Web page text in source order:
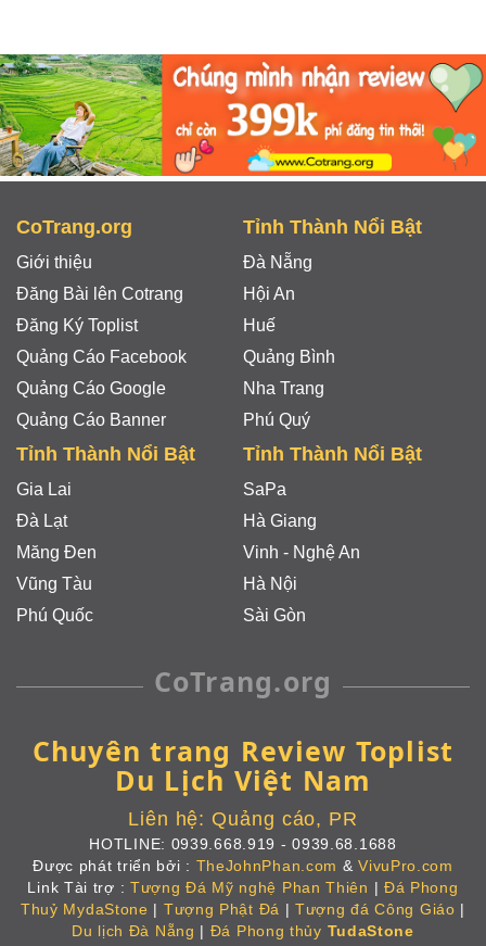
CoTrang.org
Giới thiệu
Đăng Bài lên Cotrang
Đăng Ký Toplist
Quảng Cáo Facebook
Quảng Cáo Google
Quảng Cáo Banner
Tỉnh Thành Nổi Bật
Đà Nẵng
Hội An
Huế
Quảng Bình
Nha Trang
Phú Quý
Tỉnh Thành Nổi Bật
Gia Lai
Đà Lạt
Măng Đen
Vũng Tàu
Phú Quốc
Tỉnh Thành Nổi Bật
SaPa
Hà Giang
Vinh - Nghệ An
Hà Nội
Sài Gòn
CoTrang.org
Chuyên trang Review Toplist
Du Lịch Việt Nam
Liên hệ: Quảng cáo, PR
HOTLINE: 0939.668.919 -0939.68.1688
Được phát triển bởi : TheJohnPhan.com &VivuPro.com
Link Tài trợ : Tượng Đá Mỹ nghệ Phan Thiên | Đá Phong
Thuỷ MydaStone | Tượng Phật Đá |Tượng đá Công Giáo |
Du lịch Đà Nẵng | Đá Phong thủy TudaStone